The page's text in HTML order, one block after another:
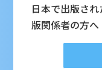
日本で出版さ
版関係者の方へ